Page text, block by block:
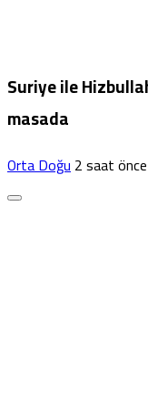
Suriye ile
masada
Orta Doğu2 saat önce